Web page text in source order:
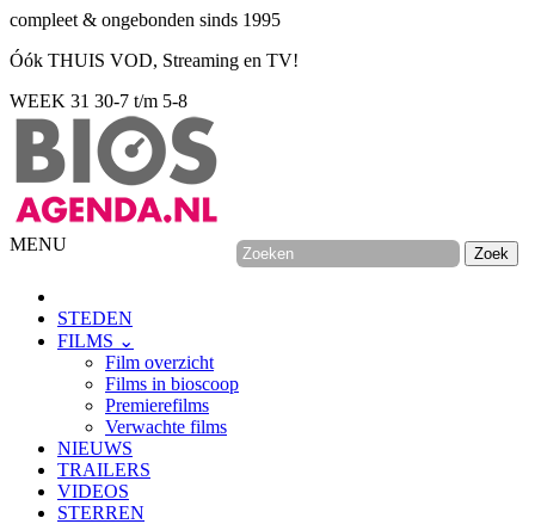
compleet & ongebonden sinds 1995
Óók THUIS VOD, Streaming en TV!
WEEK 31 30-7 t/m 5-8
MENU
STEDEN
FILMS ⌄
Film overzicht
Films in bioscoop
Premierefilms
Verwachte films
NIEUWS
TRAILERS
VIDEOS
STERREN